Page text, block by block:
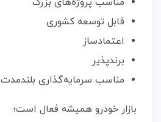
قابل توسعه کشوری
اعتمادساز
برندپذیر
مناسب سرمایه‌گذاری بلندمدت
بازار خودرو همیشه فعال است؛